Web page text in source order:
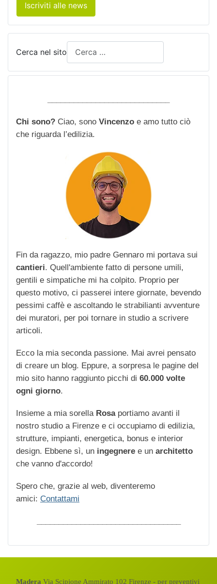
Iscriviti alle news
Cerca nel sito
Chi sono? Ciao, sono Vincenzo e amo tutto ciò
che riguarda l’edilizia.
Fin da ragazzo, mio padre Gennaro mi portava sui
cantieri. Quell'ambiente fatto di persone umili,
gentili e simpatiche mi ha colpito. Proprio per
questo motivo, ci passerei intere giornate, bevendo
pessimi caffè e ascoltando le strabilianti avventure
dei muratori, per poi tornare in studio a scrivere
articoli.
Ecco la mia seconda passione. Mai avrei pensato
di creare un blog. Eppure, a sorpresa le pagine del
mio sito hanno raggiunto picchi di 60.000 volte
ogni giorno.
Insieme a mia sorella Rosaportiamo avanti il
nostro studio a Firenze e ci occupiamo di edilizia,
strutture, impianti, energetica, bonus e interior
design. Ebbene sì, un ingegnere e un architetto
che vanno d'accordo!
Spero che, grazie al web, diventeremo
amici: Contattami
Madera Via Scipione Ammirato 102 Firenze - per preventivi